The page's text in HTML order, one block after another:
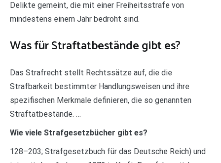
Delikte gemeint, die mit einer Freiheitsstrafe von
mindestens einem Jahr bedroht sind.
Was für Straftatbestände gibt es?
Das Strafrecht stellt Rechtssätze auf, die die
Strafbarkeit bestimmter Handlungsweisen und ihre
spezifischen Merkmale definieren, die so genannten
Straftatbestände. …
Wie viele Strafgesetzbücher gibt es?
128–203; Strafgesetzbuch für das Deutsche Reich) und